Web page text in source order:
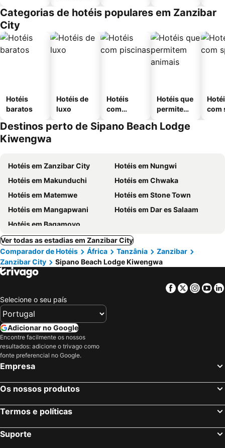
Categorias de hotéis populares em Zanzibar
City
Hotéis
baratos
Hotéis de
luxo
Hotéis
com
Hotéis que
permitem
com
Destinos perto de Sipano Beach Lodge
Kiwengwa
Hotéis em Zanzibar City
Hotéis em Nungwi
Hotéis em Makunduchi
Hotéis em Chwaka
Hotéis em Matemwe
Hotéis em Stone Town
Hotéis em Mangapwani
Hotéis em Dar es Salaam
Hotéis em Bagamoyo
Ver todas as estadias em Zanzibar City
Comparador de Hotéis
África Tanzânia
Zanzibar
Zanzibar City
Sipano Beach Lodge Kiwengwa
Facebook
Twitter
Selecione o seu país
Adicionar no Google
Encontre facilmente os nossos
resultados: adicione o trivago como
fonte preferencial no Google.
Empresa
Os nossos produtos
Termos e políticas
Suporte